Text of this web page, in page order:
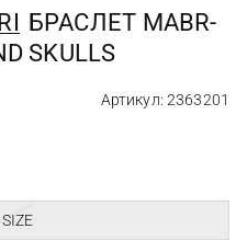
БРАСЛЕТ MABR-
SKULLS
Артикул: 2363201